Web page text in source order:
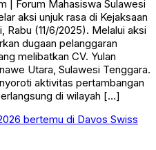
| Forum Mahasiswa Sulawesi
aksi unjuk rasa di Kejaksaan
Rabu (11/6/2025). Melalui aksi
dugaan pelanggaran
melibatkan CV. Yulan
Utara, Sulawesi Tenggara.
aktivitas pertambangan
di wilayah […]